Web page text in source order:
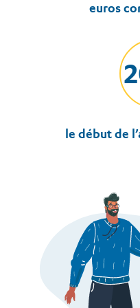
euros
le début de